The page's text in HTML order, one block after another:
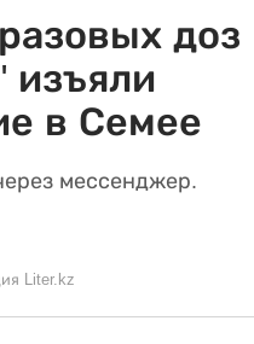
доз
изъяли
в Семее
мессенджер.
Liter.kz